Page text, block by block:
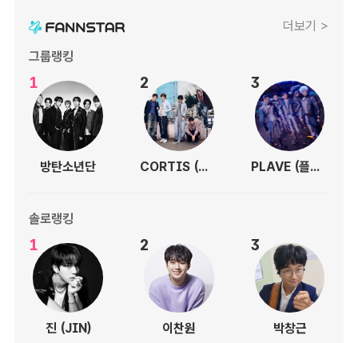
더보기 >
그룹랭킹
1
방탄소년단
2
CORTIS (코르티스)
3
PLAVE (플레이브)
솔로랭킹
1
진 (JIN)
2
이찬원
3
박창근